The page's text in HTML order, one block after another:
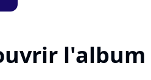
l'album